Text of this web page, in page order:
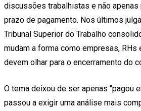
discussões trabalhistas e não apenas
prazo de pagamento. Nos últimos
Tribunal Superior do Trabalho
mudam a forma como empresas, RHs
devem olhar para o encerramento do
O tema deixou de ser apenas "pagou
passou a exigir uma análise mais